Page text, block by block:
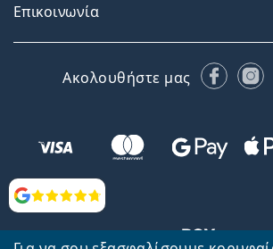
Αξιολογήσεις
Επικοινωνία
Ακολουθήστε μας